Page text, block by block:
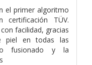
el primer algoritmo
certificación TÜV.
facilidad, gracias
piel en todas las
fusionado y la